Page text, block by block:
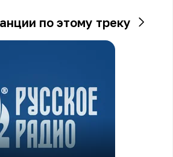
по этому треку